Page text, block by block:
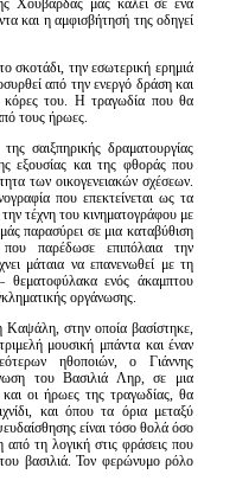
και η αμφισβήτησή της οδηγεί
σκοτάδι, την εσωτερική ερημιά
από την ενεργό δράση και
κόρες του. Η τραγωδία που θα
τους ήρωες.
σαιξπηρικής δραματουργίας
εξουσίας και της φθοράς που
των οικογενειακών σχέσεων.
που επεκτείνεται ως τα
τέχνη του κινηματογράφου με
παρασύρει σε μια καταβύθιση
παρέδωσε επιπόλαια την
μάταια να επανενωθεί με τη
θεματοφύλακα ενός άκαμπτου
οργάνωσης.
στην οποία βασίστηκε,
μουσική μπάντα και έναν
ηθοποιών, ο Γιάννης
του Βασιλιά Ληρ, σε μια
οι ήρωες της τραγωδίας, θα
και όπου τα όρια μεταξύ
είναι τόσο θολά όσο
τη λογική στις φράσεις που
βασιλιά. Τον φερώνυμο ρόλο